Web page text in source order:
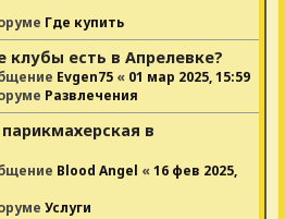
Где купить
клубы есть в Апрелевке?
Evgen75 « 01 мар 2025, 15:59
Развлечения
в
Blood Angel «16 фев 2025,
Услуги